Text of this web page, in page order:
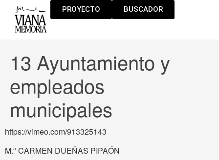
PROYECTO BUSCADOR
13 Ayuntamiento y
empleados
municipales
https://vimeo.com/913325143
M.ª CARMEN DUEÑAS PIPAÓN